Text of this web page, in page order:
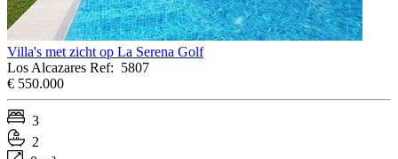
Villa's met zicht op La Serena Golf
Los Alcazares Ref: 5807
€ 550.000
3
2